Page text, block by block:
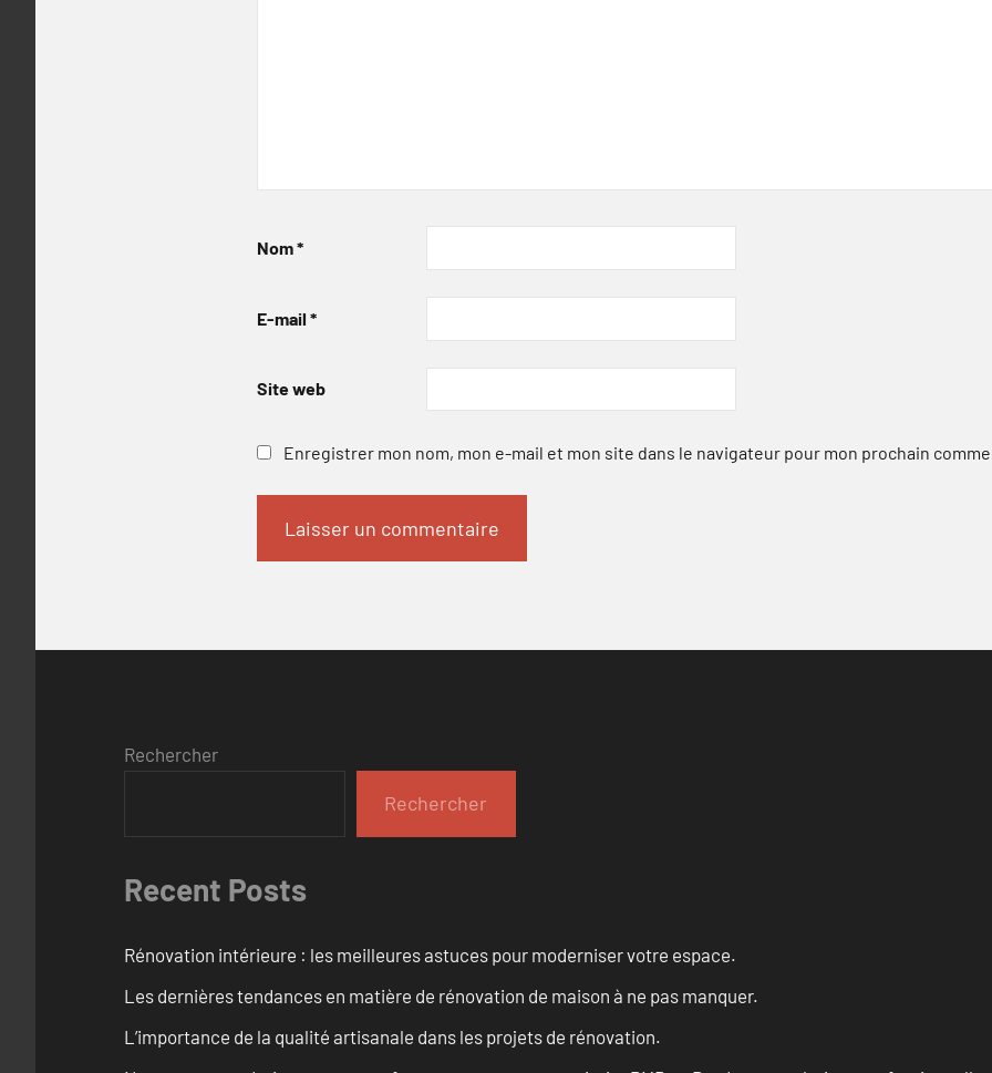
Nom*
E-mail *
Site web
Enregistrer mon nom, mon e-mail et mon site dans le navigateur pour mon prochain
Rechercher
Rechercher
Recent Posts
Rénovation intérieure : les meilleures astuces pour moderniser votre espace.
Les dernières tendances en matière de rénovation de maison à ne pas manquer.
L’importance de la qualité artisanale dans les projets de rénovation.